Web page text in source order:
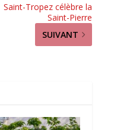
Saint-Tropez célèbre la
Saint-Pierre
SUIVANT